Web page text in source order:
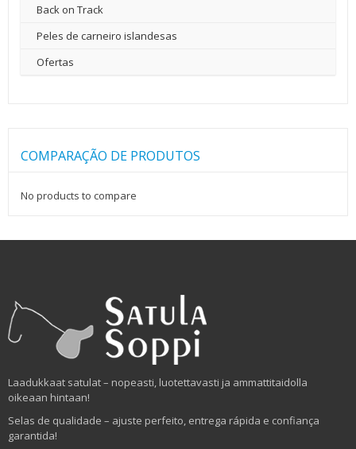
Back on Track
Peles de carneiro islandesas
Ofertas
COMPARAÇÃO DE PRODUTOS
No products to compare
Laadukkaat satulat – nopeasti, luotettavasti ja ammattitaidolla
oikeaan hintaan!
Selas de qualidade – ajuste perfeito, entrega rápida e confiança
garantida!